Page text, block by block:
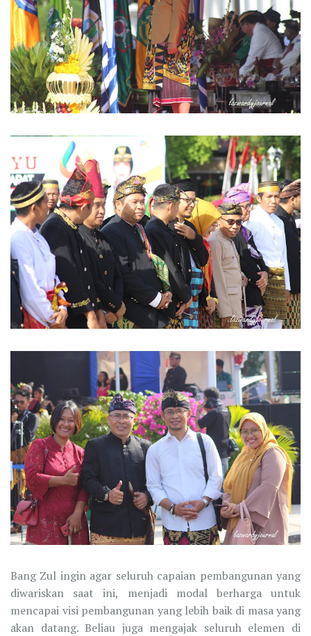
Bang Zul ingin agar seluruh capaian pembangunan yang
diwariskan saat ini, menjadi modal berharga untuk
mencapai visi pembangunan yang lebih baik di masa yang
akan datang. Beliau juga mengajak seluruh elemen di